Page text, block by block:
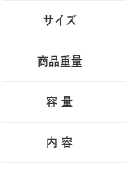
サイズ
商品重量
容 量
内 容